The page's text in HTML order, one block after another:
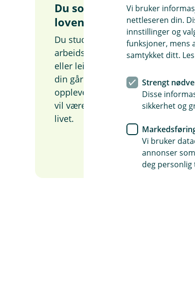
Du som er ung og
lovende
Du studerer eller er ny i
arbeidslivet, og bor i kollektiv
eller leier for deg selv. Tiden
din går til å prøve ut nye
opplevelser, finne ut hvem du
vil være og hvordan du vil leve
livet.
Dette er meg
Vi bruker
nettleseren din.
innstillinger og
funksjoner, mens
samtykket ditt.
Strengt
Disse
sikkerhet og
Vi bruker
annonser
deg